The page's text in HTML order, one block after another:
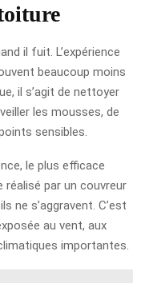
il fuit. L’expérience
beaucoup moins
il s’agit de nettoyer
les mousses, de
sensibles.
le plus efficace
réalisé par un couvreur
ne s’aggravent. C’est
au vent, aux
importantes.